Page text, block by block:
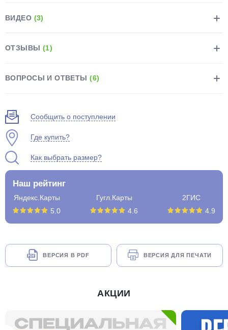
ВИДЕО (3)
ОТЗЫВЫ (1)
ВОПРОСЫ И ОТВЕТЫ(6)
Сообщить о поступлении
Где купить?
Как выбрать размер?
Наш рейтинг
Яндекс.Карты
5.0
Гугл.Карты
4.6
2ГИС
4.9
ВЕРСИЯ В PDF ВЕРСИЯ ДЛЯ ПЕЧАТИ
АКЦИИ